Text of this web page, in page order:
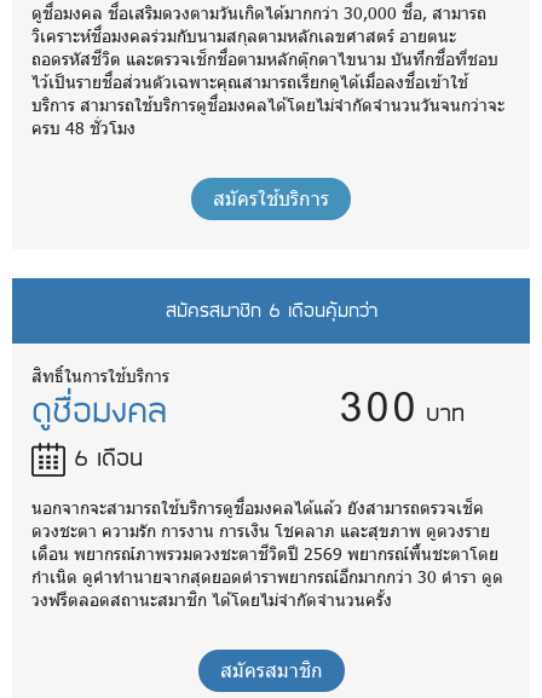
ดูชื่อมงคล ชื่อเสริมดวงตามวันเกิดได้มากกว่า 30,000 ชื่อ, สามารถ
วิเคราะห์ชื่อมงคลร่วมกับนามสกุลตามหลักเลขศาสตร์ อายตนะ
ถอดรหัสชีวิต และตรวจเช็กชื่อตามหลักตุ๊กตาไขนาม บันทึกชื่อที่ชอบ
ไว้เป็นรายชื่อส่วนตัวเฉพาะคุณสามารถเรียกดูได้เมื่อลงชื่อเข้าใช้
บริการ สามารถใช้บริการดูชื่อมงคลได้โดยไม่จำกัดจำนวนวันจนกว่าจะ
ครบ 48 ชั่วโมง
สมัครใช้บริการ
สมัครสมาชิก 6 เดือนคุ้มกว่า
สิทธิ์ในการใช้บริการ
ดูชื่อมงคล
6 เดือน
300 บาท
นอกจากจะสามารถใช้บริการดูชื่อมงคลได้แล้ว ยังสามารถตรวจเช็ค
ดวงชะตา ความรัก การงาน การเงิน โชคลาภ และสุขภาพ ดูดวงราย
เดือน พยากรณ์ภาพรวมดวงชะตาชีวิตปี 2569 พยากรณ์พื้นชะตาโดย
กำเนิด ดูคำทำนายจากสุดยอดตำราพยากรณ์อีกมากกว่า 30 ตำรา ดูด
วงฟรีตลอดสถานะสมาชิก ได้โดยไม่จำกัดจำนวนครั้ง
สมัครสมาชิก